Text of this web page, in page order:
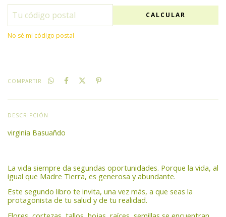
CALCULAR
No sé mi código postal
COMPARTIR
DESCRIPCIÓN
virginia Basuañdo
La vida siempre da segundas oportunidades. Porque la vida, al
igual que Madre Tierra, es generosa y abundante.
Este segundo libro te invita, una vez más, a que seas la
protagonista de tu salud y de tu realidad.